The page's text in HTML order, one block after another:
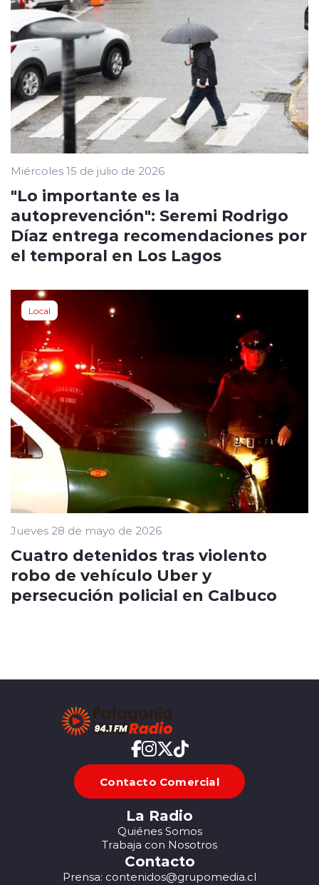
Miércoles 15 de julio de 2026
"Lo importante es la
autoprevención": Seremi Rodrigo
Díaz entrega recomendaciones por
el temporal en Los Lagos
Local
Jueves 28 de mayo de 2026
Cuatro detenidos tras violento
robo de vehículo Uber y
persecución policial en Calbuco
Contacto Comercial
La Radio
Quiénes Somos
Trabaja con Nosotros
Contacto
Prensa: contenidos@grupomedia.cl